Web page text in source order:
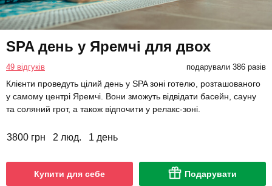
SPA день у Яремчі для двох
49 відгуків подарували 386 разів
Клієнти проведуть цілий день у SPA зоні готелю, розташованого
у самому центрі Яремчі. Вони зможуть відвідати басейн, сауну
та соляний грот, а також відпочити у релакс-зоні.
3800 грн 2 люд. 1 день
Купити для себе Подарувати